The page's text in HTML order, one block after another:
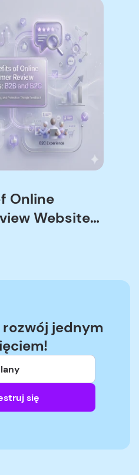
Online
Websites:
rozwój jednym
się